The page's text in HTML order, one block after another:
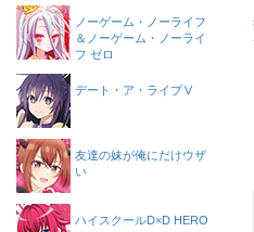
ノーゲーム・ノーライフ
＆ノーゲーム・ノーライ
フ ゼロ
デート・ア・ライブⅤ
友達の妹が俺にだけウザ
い
ハイスクールD×D HERO